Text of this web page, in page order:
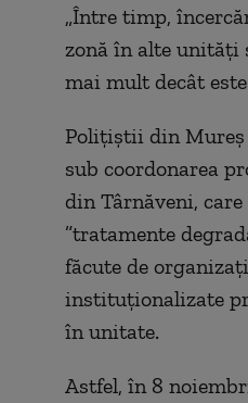
„Între timp,
zonă în alte unităţi
mai mult decât
Poliţiştii din Mureş
sub coordonarea
din Târnăveni,
”tratamente
făcute de
instituţionalizate
în unitate.
Astfel, în 8